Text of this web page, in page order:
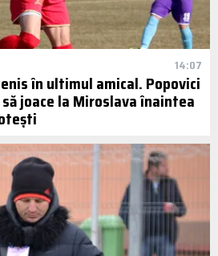
14:07
în ultimul amical. Popovici
joace la Miroslava înaintea